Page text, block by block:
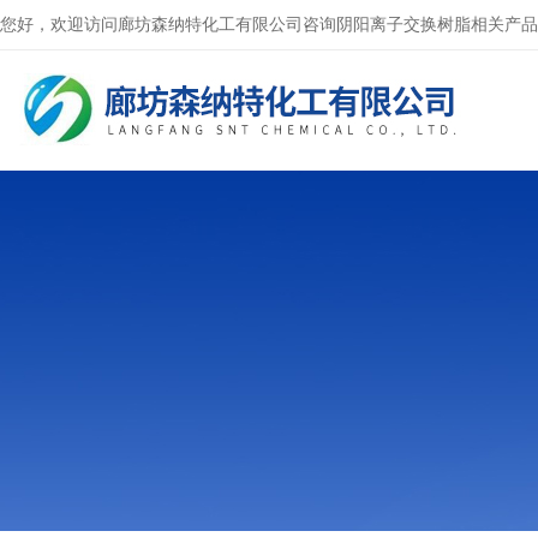
您好，欢迎访问廊坊森纳特化工有限公司咨询阴阳离子交换树脂相关产